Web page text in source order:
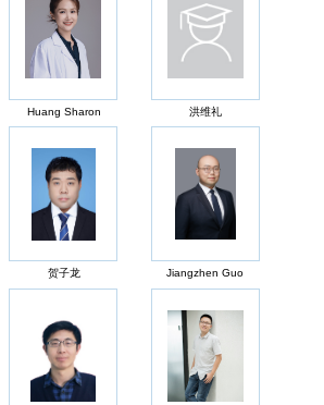
Huang Sharon 洪维礼
贺子龙 Jiangzhen Guo